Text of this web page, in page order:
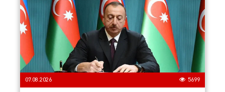
07.08.2026 5699